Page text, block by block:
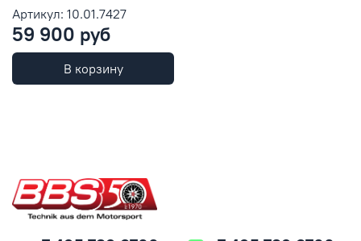
Артикул: 10.01.7427
59 900 руб
В корзину